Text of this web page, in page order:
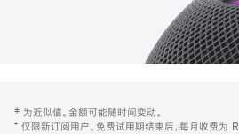
页
注
‡ 为近似值。金额可能随时间变动。
⁺ 仅限新订阅用户。免费试用期结束后，每月收费为